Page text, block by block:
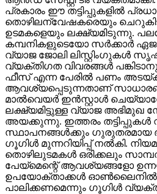
പ്രകാരം ഈ തട്ടിപ്പുകളില്‍
തൊഴിലന്വേഷകരെയും
ഉടമകളെയും ലക്ഷ്യമിടുന്നു.
കമ്പനികളുടെയോ സര്‍ക്കാര്‍
വ്യാജ ജോലി ലിസ്റ്റിംഗുകള്‍
വ്യക്തിഗത വിവരങ്ങള്‍
ഫീസ് എന്ന പേരില്‍ പണം
ആവശ്യപ്പെടുന്നതാണ് സാധാരണ
മാല്‍വെയര്‍ ഇന്‍സ്റ്റാള്‍
ലക്ഷ്യമിട്ടുള്ള വ്യാജ അഭിമുഖ
അയക്കുന്നു. ഇത്തരം
സ്ഥാപനങ്ങള്‍ക്കും ഗുരുതരമായ
ഗൂഗിള്‍ മുന്നറിയിപ്പ് നല്‍കി.
തൊഴിലുടമകള്‍ ഒരിക്കലും
പേയ്‌മെന്റെ് ആവശ്യങ്ങളോ
ഉപയോക്താക്കള്‍
പാലിക്കണമെന്നും ഗൂഗിള്‍